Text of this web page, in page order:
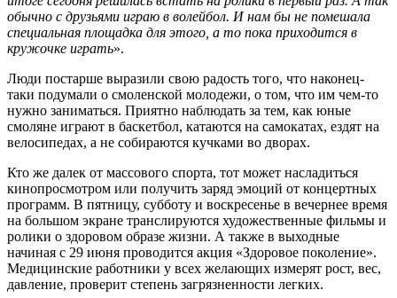
обычно с друзьями играю в волейбол. И нам бы не помешала
специальная площадка для этого, а то пока приходится в
кружочке играть».
Люди постарше выразили свою радость того, что наконец-
таки подумали о смоленской молодежи, о том, что им чем-то
нужно заниматься. Приятно наблюдать за тем, как юные
смоляне играют в баскетбол, катаются на самокатах, ездят на
велосипедах, а не собираются кучками во дворах.
Кто же далек от массового спорта, тот может насладиться
кинопросмотром или получить заряд эмоций от концертных
программ. В пятницу, субботу и воскресенье в вечернее время
на большом экране транслируются художественные фильмы и
ролики о здоровом образе жизни. А также в выходные
начиная с 29 июня проводится акция «Здоровое поколение».
Медицинские работники у всех желающих измерят рост, вес,
давление, проверит степень загрязненности легких.